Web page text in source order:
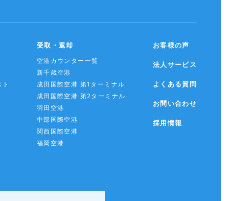
受取・返却
空港カウンター一覧
新千歳空港
成田国際空港 第1ターミナル
成田国際空港 第2ターミナル
羽田空港
中部国際空港
関西国際空港
福岡空港
お客様の声
法人サービス
よくある質問
お問い合わせ
採用情報